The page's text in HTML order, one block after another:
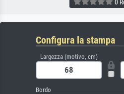
0
Configura la stampa
Largezza (motivo, cm)
Bordo